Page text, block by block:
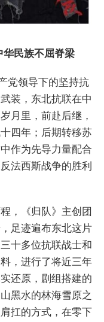
华民族不屈脊梁
党领导下的坚持抗
装，东北抗联在中
月里，前赴后继，
四年；后期转移苏
作为先导力量配合
法西斯战争的胜利
，《归队》主创团
足迹遍布东北这片
十多位抗联战士和
，进行了将近三年
还原，剧组搭建的
黑水的林海雪原之
扛的方式，在零下